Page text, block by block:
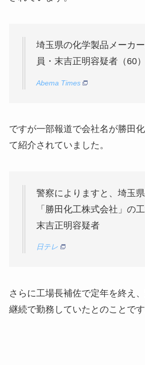
埼玉県の化学製品メーカ
員・末吉正明容疑者（60）
Abema Times
ですが一部報道で会社名が勝田
て紹介されていました。
警察によりますと、埼玉
「勝田化工株式会社」の
末吉正明容疑者
日テレ
さらに工場長補佐で定年を終え
継続で勤務していたとのことです